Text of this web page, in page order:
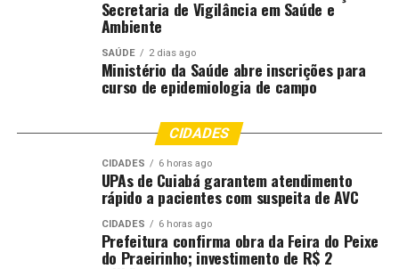
Secretaria de Vigilância em Saúde e
Ambiente
SAÚDE 2 dias ago
Ministério da Saúde abre inscrições para
curso de epidemiologia de campo
CIDADES
CIDADES 6 horas ago
UPAs de Cuiabá garantem atendimento
rápido a pacientes com suspeita de AVC
CIDADES 6 horas ago
Prefeitura confirma obra da Feira do Peixe
do Praeirinho; investimento de R$ 2